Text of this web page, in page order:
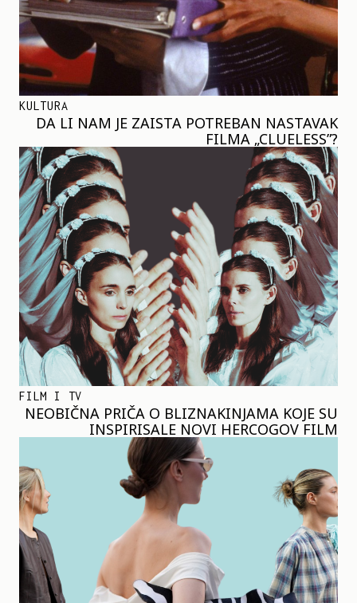
KULTURA
DA LI NAM JE ZAISTA POTREBAN NASTAVAK
FILMA „CLUELESS”?
FILM I TV
NEOBIČNA PRIČA O BLIZNAKINJAMA KOJE SU
INSPIRISALE NOVI HERCOGOV FILM